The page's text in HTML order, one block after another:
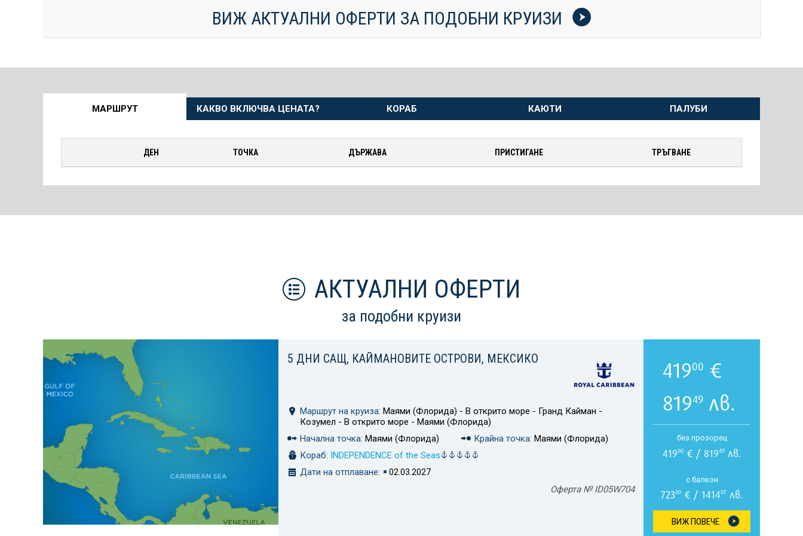
ВИЖ АКТУАЛНИ ОФЕРТИ ЗА ПОДОБНИ КРУИЗИ
МАРШРУТ КАКВО ВКЛЮЧВА ЦЕНАТА? КОРАБ КАЮТИ ПАЛУБИ
ДЕН ТОЧКА ДЪРЖАВА ПРИСТИГАНЕ ТРЪГВАНЕ
АКТУАЛНИ ОФЕРТИ
за подобни круизи
5 ДНИ САЩ, КАЙМАНОВИТЕ ОСТРОВИ, МЕКСИКО
Маршрут на круиза: Маями (Флорида) - В открито море - Гранд Кайман -
Козумел - В открито море - Маями (Флорида)
Начална точка: Маями (Флорида) Крайна точка: Маями (Флорида)
Кораб: INDEPENDENCE of the Seas
Дати на отплаване:
02.03.2027
Оферта № ID05W704
41900 €
81949 лв.
без прозорец
41900 € / 81949 лв.
с балкон
72300 € / 141407 лв.
ВИЖ ПОВЕЧЕ